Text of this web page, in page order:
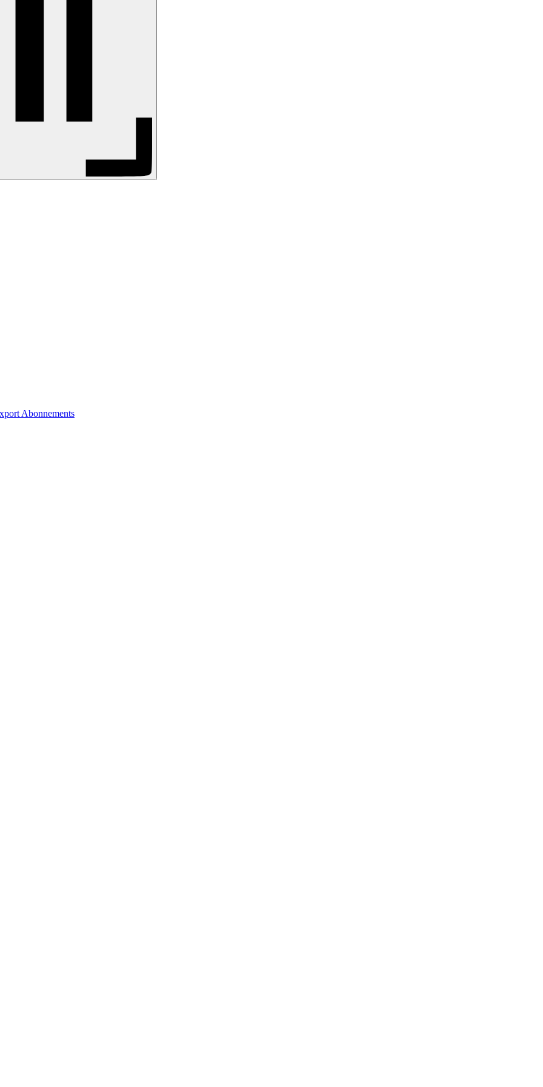
Abonnements